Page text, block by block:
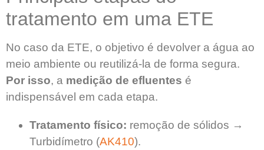
tratamento em uma ETE
No caso da ETE, o objetivo é devolver a água ao
meio ambiente ou reutilizá-la de forma segura.
Por isso, a medição de efluentes é
indispensável em cada etapa.
Tratamento físico: remoção de sólidos →
Turbidímetro (AK410).